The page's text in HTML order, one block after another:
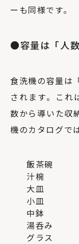
ーも同様です。
●容量は「人
食洗機の容量は
されます。これ
数から導いた収
機のカタログでは
飯茶碗
汁椀
大皿
小皿
中鉢
湯呑み
グラス